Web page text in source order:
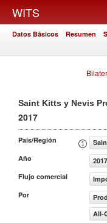
WITS
Datos Básicos Resumen
Saint Kitts y Nevis
2017
País/Región
Año
2017
Flujo comercial
Por
All-